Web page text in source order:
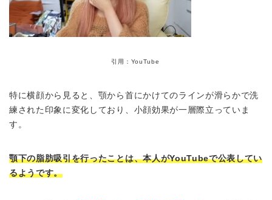
引用：YouTube
特に横顔から見ると、顎から首にかけてのラインが滑らかで洗
練された印象に変化しており、小顔効果が一層際立っていま
す。
顎下の脂肪吸引を行ったことは、本人がYouTubeで公表してい
るようです。